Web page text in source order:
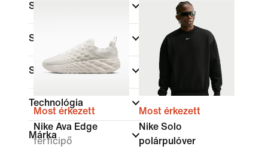
Szín
Sportok
Szabás
Technológia
Márka
Most érkezett
Nike Ava Edge
férficipő
Most érkezett
Nike Solo
polárpulóver